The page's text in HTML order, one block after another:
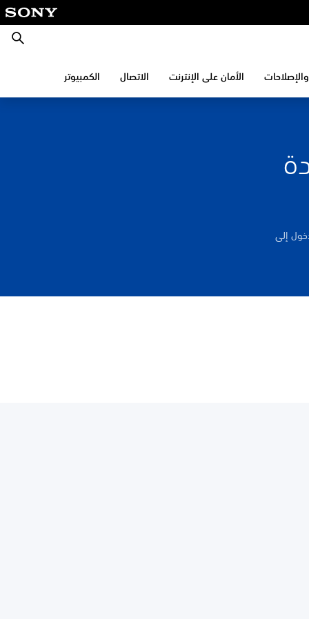
بحث
الأمان على الإنترنت الاتصال الكمبيوتر
إلى